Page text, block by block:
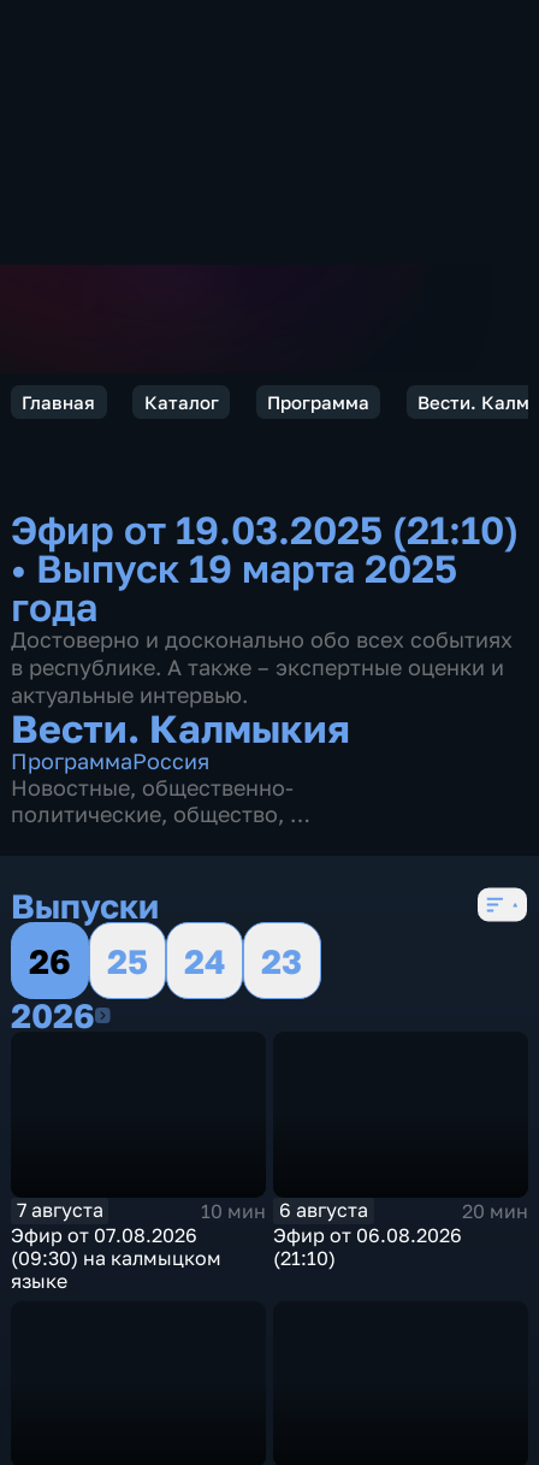
Главная Каталог Программа Вести.
Эфир от 19.03.2025 (21:10)
• Выпуск 19 марта 2025
года
Достоверно и досконально обо всех событиях
в республике. А также – экспертные оценки и
актуальные интервью.
Вести. Калмыкия
ПрограммаРоссия
Новостные, общественно-
политические, общество,
Выпуски
26
25 24
23
20262026
7 августа
10 мин
Эфир от 07.08.2026
(09:30) на калмыцком
языке
6 августа
20 мин
Эфир от 06.08.2026
(21:10)